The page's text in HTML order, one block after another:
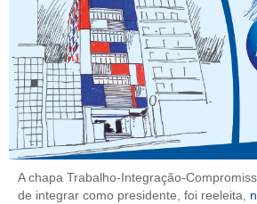
TRANSPARÊNCIA
JURÍDICO
CONSULTORIA
ACORDOS, CONVENÇÕES E DISSÍDIOS
CONTRIBUIÇÕES
CONTRIBUIÇÃO ASSISTENCIAL
A chapa Trabalho-Integração-
de integrar como presidente, foi reeleita,